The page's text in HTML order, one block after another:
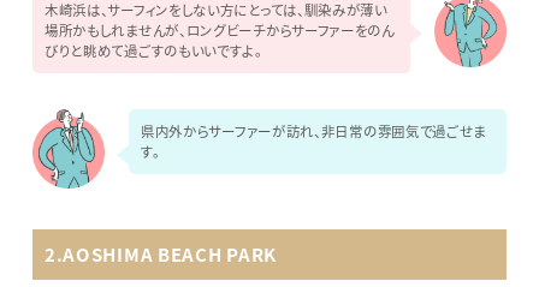
木崎浜は、サーフィンをしない方にとっては、馴染みが薄い
場所かもしれませんが、ロングビーチからサーファーをのん
びりと眺めて過ごすのもいいですよ。
県内外からサーファーが訪れ、非日常の雰囲気で過ごせま
す。
2.AOSHIMA BEACH PARK